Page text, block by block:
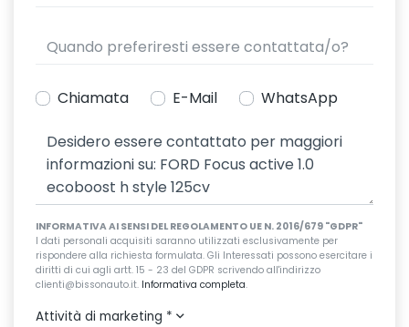
Chiamata E-Mail WhatsApp
INFORMATIVA AI SENSI DEL REGOLAMENTO UE N. 2016/679 "GDPR"
I dati personali acquisiti saranno utilizzati esclusivamente per
rispondere alla richiesta formulata. Gli Interessati possono esercitare i
diritti di cui agli artt. 15 - 23 del GDPR scrivendo all'indirizzo
clienti@bissonauto.it. Informativa completa.
Attività di marketing *